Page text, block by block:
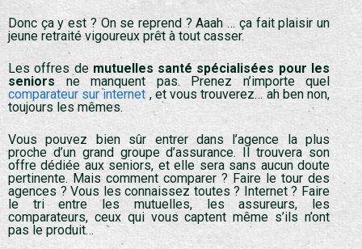
Donc ça y est ? On se reprend ? Aaah … ça fait plaisir un
jeune retraité vigoureux prêt à tout casser.
Les offres de mutuelles santé spécialisées pour les
seniors ne manquent pas. Prenez n’importe quel
comparateur sur internet, et vous trouverez… ah ben non,
toujours les mêmes.
Vous pouvez bien sûr entrer dans l’agence la plus
proche d’un grand groupe d’assurance. Il trouvera son
offre dédiée aux seniors, et elle sera sans aucun doute
pertinente. Mais comment comparer ? Faire le tour des
agences ? Vous les connaissez toutes ? Internet ? Faire
le tri entre les mutuelles, les assureurs, les
comparateurs, ceux qui vous captent même s’ils n’ont
pas le produit…